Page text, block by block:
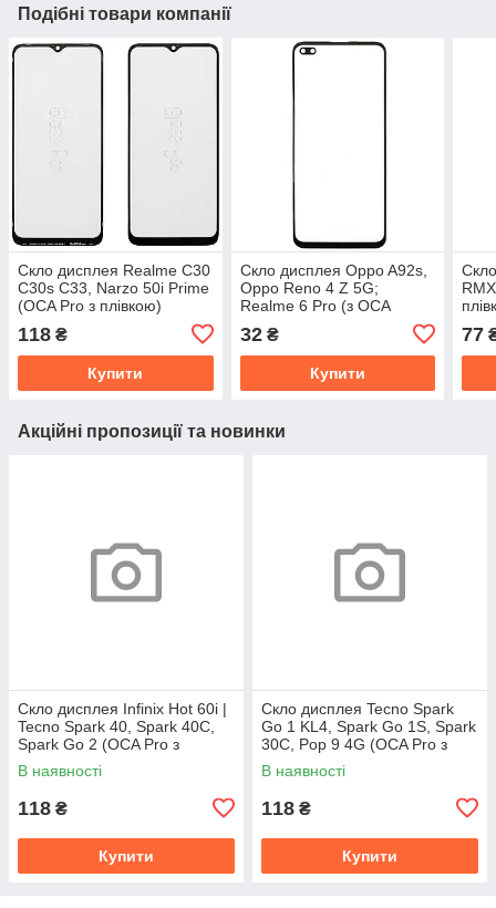
Подібні товари компанії
Скло дисплея Realme C30
C30s C33, Narzo 50i Prime
(OCA Pro з плівкою)
118 ₴
Купити
Скло дисплея Oppo A92s,
Oppo Reno 4 Z 5G;
Realme 6 Pro (з OCA
32₴
Купити
77
Акційні пропозиції та новинки
Скло дисплея Infinix Hot 60i |
Tecno Spark 40, Spark 40C,
Spark Go 2 (OCA Pro з
плівкою)
В наявності
118 ₴
Купити
Скло дисплея Tecno Spark
Go 1 KL4, Spark Go 1S, Spark
30C, Pop 9 4G (OCA Pro з
плівкою)
В наявності
118 ₴
Купити